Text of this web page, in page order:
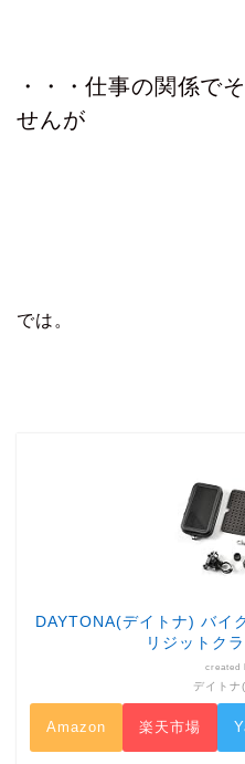
・・・仕事の関係で
せんが
では。
DAYTONA(デイトナ) バイ
リジットク
created
デイト
Amazon 楽天市場